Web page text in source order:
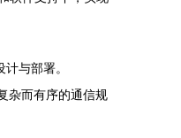
与部署。
杂而有序的通信规